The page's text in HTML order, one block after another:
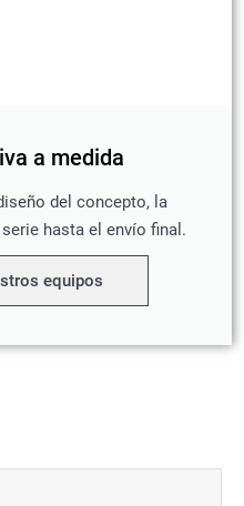
a medida
del concepto, la
hasta el envío final.
equipos